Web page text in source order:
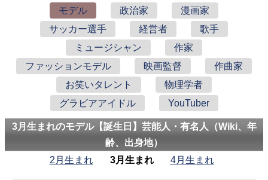
モデル
政治家
漫画家
サッカー選手
経営者
歌手
ミュージシャン
作家
ファッションモデル
映画監督
作曲家
お笑いタレント
物理学者
グラビアアイドル
YouTuber
3月生まれのモデル【誕生日】芸能人・有名人（Wiki、年
齢、出身地）
2月生まれ
3月生まれ 4月生まれ